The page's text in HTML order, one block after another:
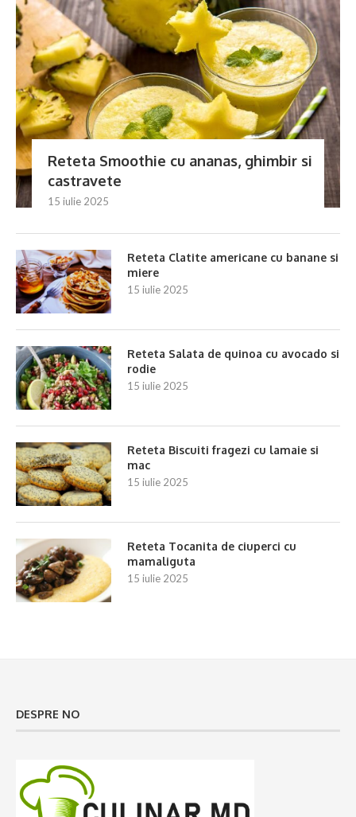
Reteta Smoothie cu ananas, ghimbir si
castravete
15 iulie 2025
Reteta Clatite americane cu banane si
miere
15 iulie 2025
Reteta Salata de quinoa cu avocado si
rodie
15 iulie 2025
Reteta Biscuiti fragezi cu lamaie si
mac
15 iulie 2025
Reteta Tocanita de ciuperci cu
mamaliguta
15 iulie 2025
DESPRE NO